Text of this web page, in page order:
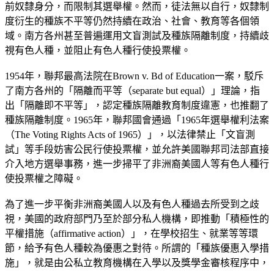
前奴隸身分，而限制其選舉權。然而，徒法無以自行，奴隸制
度衍生的種族不平等仍然持續在政治、社會、教育等各個領
域。南方各州甚至普遍運用文盲測試及種族隔離制度，持續歧
視有色人種，並阻止有色人種行使投票權。
1954年，聯邦最高法院在Brown v. Bd of Education一案，駁斥
了南方各州的「隔離而平等（separate but equal）」理論，指
出「隔離即不平等」，認定種族隔離教育制度違憲，也推翻了
種族隔離制度。1965年，聯邦國會通過「1965年選舉權利法案
（The Voting Rights Acts of 1965）」，以法律禁止「文盲測
試」等手段妨害公民行使投票權，並允許美國聯邦司法部直接
介入地方選舉事務，進一步掃平了非洲裔美國人等有色人種行
使投票權之障礙。
為了進一步平衡非洲裔美國人以及有色人種過去所受到之歧
視，美國的政府部門乃至於部分私人機構，即推動「積極性的
平權措施（affirmative action）」，在學校招生、就業等等環
節，給予有色人種較為優惠之對待。所謂的「種族優惠入學措
施」，就是由公私立教育機構在入學以及獎學金審核程序中，